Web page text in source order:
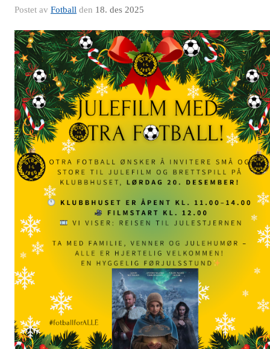
Postet av Fotball den 18. des 2025